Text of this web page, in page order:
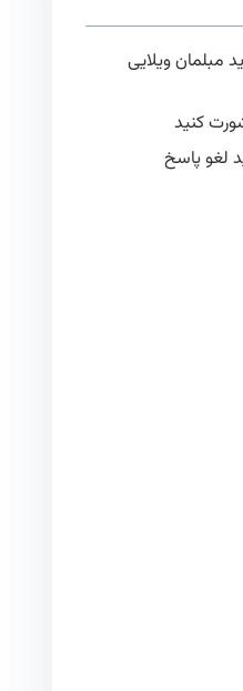
مبلمان ویلایی
کنید
لغو پاسخ